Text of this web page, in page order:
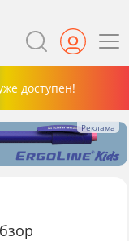
доступен!